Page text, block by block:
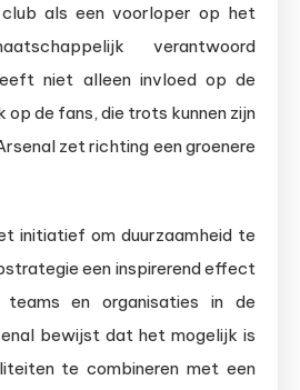
als een voorloper op het
verantwoord
niet alleen invloed op de
op de fans, die trots kunnen zijn
zet richting een groenere
initiatief om duurzaamheid te
een inspirerend effect
en organisaties in de
bewijst dat het mogelijk is
te combineren met een